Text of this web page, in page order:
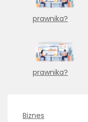
prawnika?
prawnika?
Biznes